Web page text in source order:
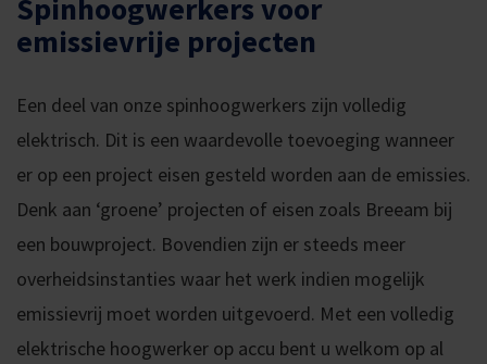
Spinhoogwerkers voor
emissievrije projecten
Een deel van onze spinhoogwerkers zijn volledig
elektrisch. Dit is een waardevolle toevoeging wanneer
er op een project eisen gesteld worden aan de emissies.
Denk aan ‘groene’ projecten of eisen zoals Breeam bij
een bouwproject. Bovendien zijn er steeds meer
overheidsinstanties waar het werk indien mogelijk
emissievrij moet worden uitgevoerd. Met een volledig
elektrische hoogwerker op accu bent u welkom op al